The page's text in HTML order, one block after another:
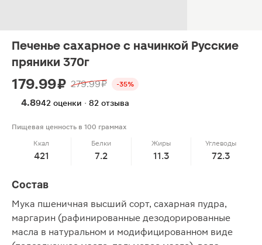
Печенье сахарное с начинкой Русские
пряники 370г
179.99 ₽ 279.99 ₽ -35%
4.8942 оценки · 82 отзыва
Пищевая ценность в 100 граммах
Ккал
421
Белки
7.2
Жиры
11.3
Углеводы
72.3
Состав
Мука пшеничная высший сорт, сахарная пудра,
маргарин (рафинированные дезодорированные
масла в натуральном и модифицированном виде